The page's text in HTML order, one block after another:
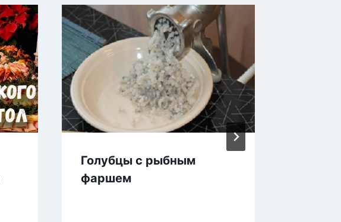
Голубцы с рыбным
фаршем